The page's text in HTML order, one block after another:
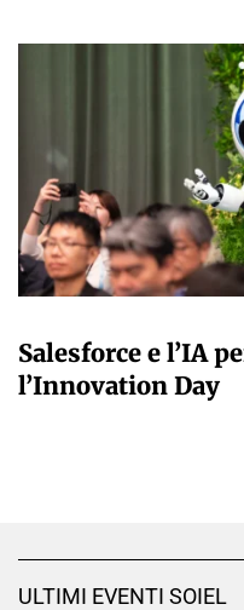
Salesforce e l’IA
l’Innovation Day
ULTIMI EVENTI SOIEL